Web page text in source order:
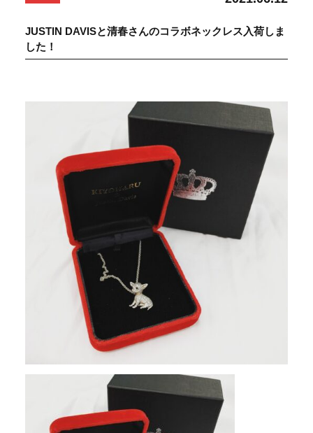
JUSTIN DAVISと清春さんのコラボネックレス入荷しま
した！